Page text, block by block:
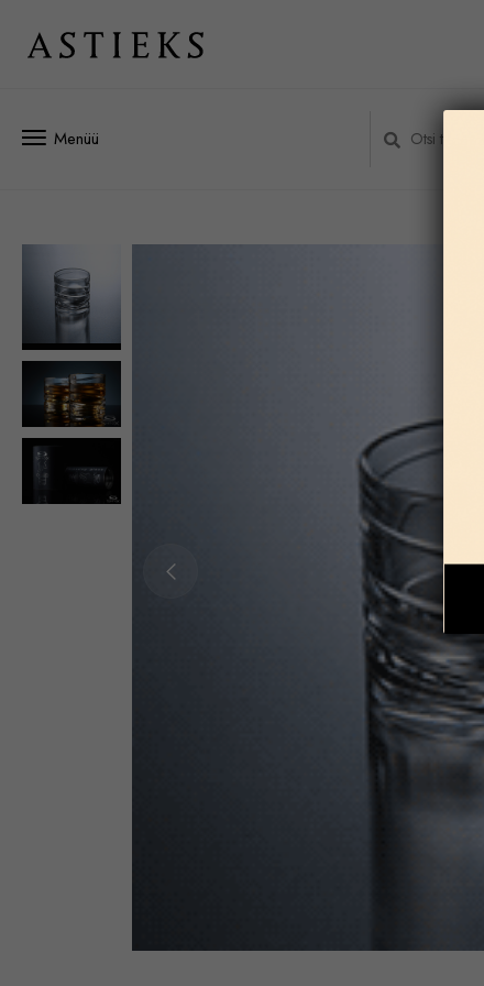
Menüü